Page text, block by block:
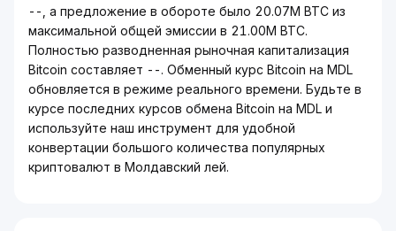
--, а предложение в обороте было 20.07M BTC из
максимальной общей эмиссии в 21.00M BTC.
Полностью разводненная рыночная капитализация
Bitcoin составляет --. Обменный курс Bitcoin на MDL
обновляется в режиме реального времени. Будьте в
курсе последних курсов обмена Bitcoin на MDL и
используйте наш инструмент для удобной
конвертации большого количества популярных
криптовалют в Молдавский лей.